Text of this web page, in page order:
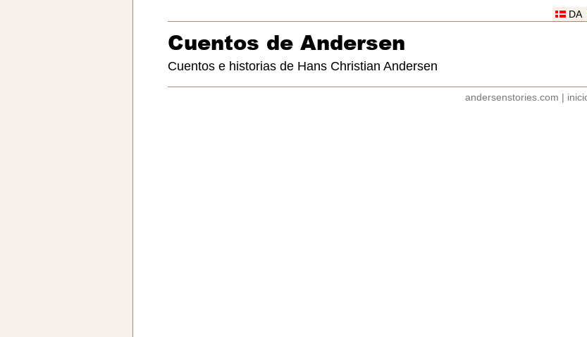
DA
Cuentos de Andersen
Cuentos e historias de Hans Christian Andersen
andersenstories.com